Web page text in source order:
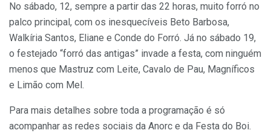
No sábado, 12, sempre a partir das 22 horas, muito forró no
palco principal, com os inesquecíveis Beto Barbosa,
Walkíria Santos, Eliane e Conde do Forró. Já no sábado 19,
o festejado “forró das antigas” invade a festa, com ninguém
menos que Mastruz com Leite, Cavalo de Pau, Magníficos
e Limão com Mel.
Para mais detalhes sobre toda a programação é só
acompanhar as redes sociais da Anorc e da Festa do Boi.